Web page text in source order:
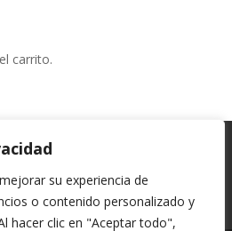
su experiencia de
o contenido personalizado y
hacer clic en "Aceptar todo",
carrito.
Políticas de Cookies
cuenta